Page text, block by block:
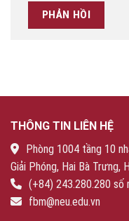
THÔNG TIN LIÊN HỆ
Phòng 1004 tầng 10
Giải Phóng, Hai Bà Trưng,
(+84) 243.280.280 số
fbm@neu.edu.vn